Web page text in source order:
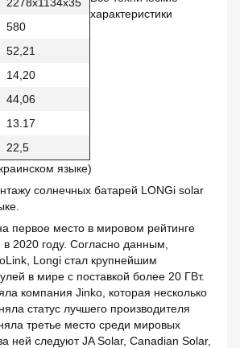
580
52,21
14,20
44,06
13.17
22,5
характеристики
языке)
солнечных батарей LONGi solar
первое место в мировом рейтинге
в 2020 году. Согласно данным,
Longi стал крупнейшим
в мире с поставкой более 20 ГВт.
компания Jinko, которая несколько
статус лучшего производителя
третье место среди мировых
ней следуют JA Solar, Canadian Solar,